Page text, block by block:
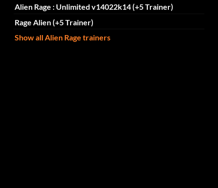
Alien Rage : Unlimited v14022k14 (+5 Trainer)
Rage Alien (+5 Trainer)
Show all Alien Rage trainers